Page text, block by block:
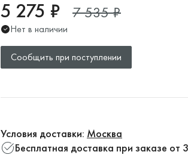
5 275 ₽ 7 535 ₽
Нет в наличии
Сообщить при поступлении
Условия доставки: Москва
Бесплатная доставка при заказе от